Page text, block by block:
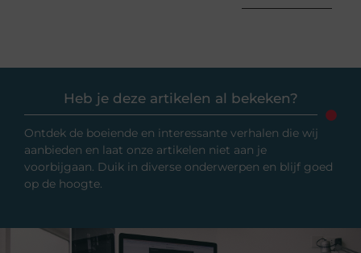
Heb je deze artikelen al bekeken?
Ontdek de boeiende en interessante verhalen die wij
aanbieden en laat onze artikelen niet aan je
voorbijgaan. Duik in diverse onderwerpen en blijf goed
op de hoogte.